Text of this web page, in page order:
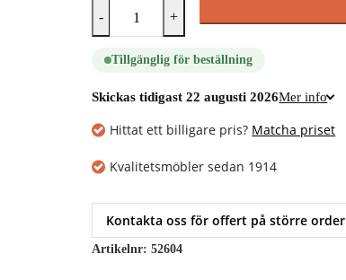
- +
Tillgänglig för beställning
Skickas tidigast 22 augusti 2026Mer info
Hittat ett billigare pris? Matcha priset
Kvalitetsmöbler sedan 1914
Kontakta oss för offert på större order
Artikelnr:52604